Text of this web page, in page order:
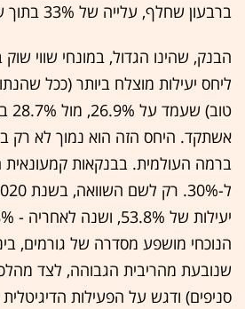
ברבעון שחלף, עלייה של 33% בתוך שנה.
הבנק, שהינו הגדול, במונחי שווי
ליחס יעילות מוצלח ביותר (ככל
אשתקד. היחס הזה הוא נמוך לא רק
ברמה העולמית. בבנקאות קמעונאית
הנוכחי מושפע מסדרה של גורמים,
שנובעת מהריבית הגבוהה, לצד
סניפים) ודגש על הפעילות